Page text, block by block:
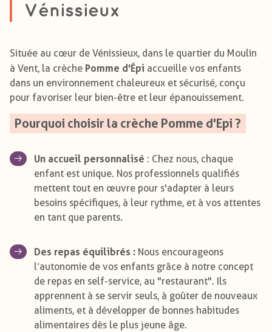
Vénissieux
Située au cœur de Vénissieux, dans le quartier du Moulin
à Vent, la crèche Pomme d'Épi accueille vos enfants
dans un environnement chaleureux et sécurisé, conçu
pour favoriser leur bien-être et leur épanouissement.
Pourquoi choisir la crèche Pomme d'Epi ?
Un accueil personnalisé : Chez nous, chaque
enfant est unique. Nos professionnels qualifiés
mettent tout en œuvre pour s'adapter à leurs
besoins spécifiques, à leur rythme, et à vos attentes
en tant que parents.
Des repas équilibrés : Nous encourageons
l’autonomie de vos enfants grâce à notre concept
de repas en self-service, au "restaurant". Ils
apprennent à se servir seuls, à goûter de nouveaux
aliments, et à développer de bonnes habitudes
alimentaires dès le plus jeune âge.